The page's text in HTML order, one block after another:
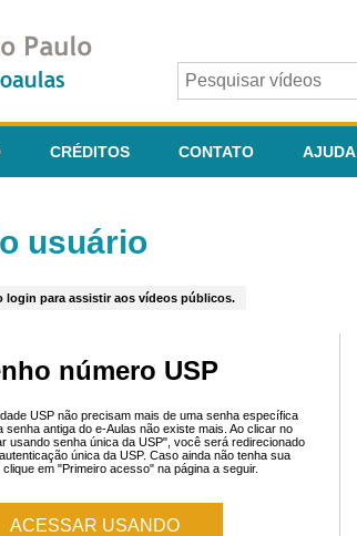
CRÉDITOS CONTATO AJUDA
usuário
login para assistir aos vídeos públicos.
número USP
USP não precisam mais de uma senha específica
senha antiga do e-Aulas não existe mais. Ao clicar no
usando senha única da USP", você será redirecionado
única da USP. Caso ainda não tenha sua
em "Primeiro acesso" na página a seguir.
ACESSAR USANDO